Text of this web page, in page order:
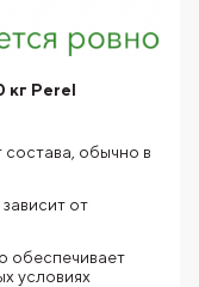
кг Perel
состава, обычно в
от
обеспечивает
условиях